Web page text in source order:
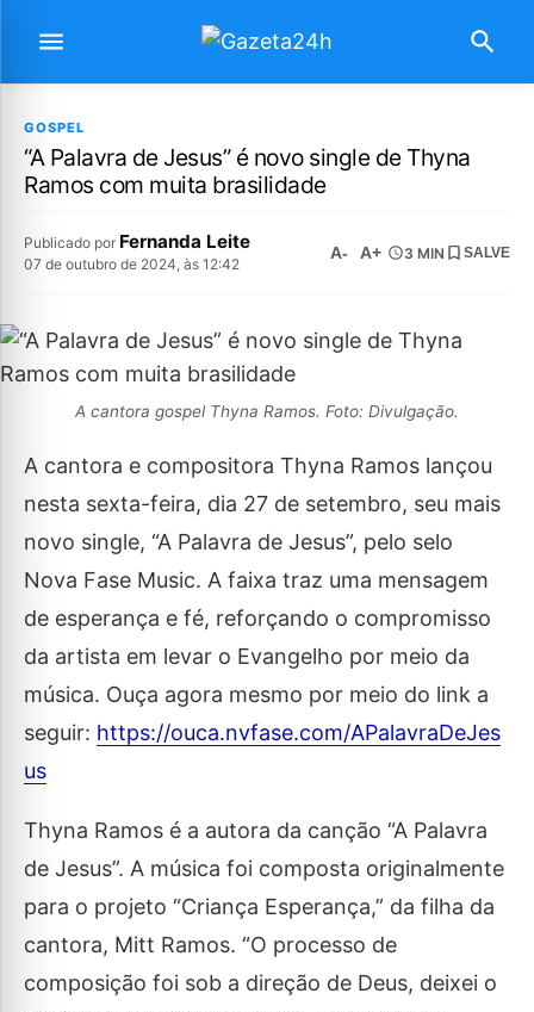
GOSPEL
“A Palavra de Jesus” é novo single de Thyna
Ramos com muita brasilidade
Publicado por Fernanda Leite
07 de outubro de 2024, às 12:42
A- A+ 3 MIN SALVE
A cantora gospel Thyna Ramos. Foto: Divulgação.
A cantora e compositora Thyna Ramos lançou
nesta sexta-feira, dia 27 de setembro, seu mais
novo single, “A Palavra de Jesus”, pelo selo
Nova Fase Music. A faixa traz uma mensagem
de esperança e fé, reforçando o compromisso
da artista em levar o Evangelho por meio da
música. Ouça agora mesmo por meio do link a
seguir: https://ouca.nvfase.com/APalavraDeJes
us
Thyna Ramos é a autora da canção “A Palavra
de Jesus”. A música foi composta originalmente
para o projeto “Criança Esperança,” da filha da
cantora, Mitt Ramos. “O processo de
composição foi sob a direção de Deus, deixei o